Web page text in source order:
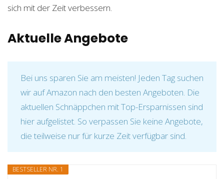
sich mit der Zeit verbessern.
Aktuelle Angebote
Bei uns sparen Sie am meisten! Jeden Tag suchen
wir auf Amazon nach den besten Angeboten. Die
aktuellen Schnäppchen mit Top-Ersparnissen sind
hier aufgelistet. So verpassen Sie keine Angebote,
die teilweise nur für kurze Zeit verfügbar sind.
BESTSELLER NR. 1